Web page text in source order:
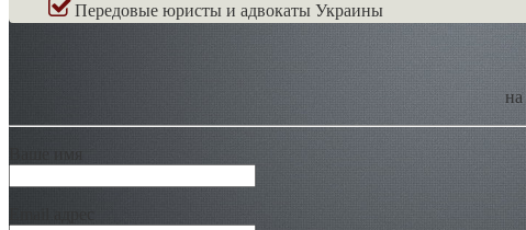
Передовые юристы и адвокаты Украины
на
Ваше имя